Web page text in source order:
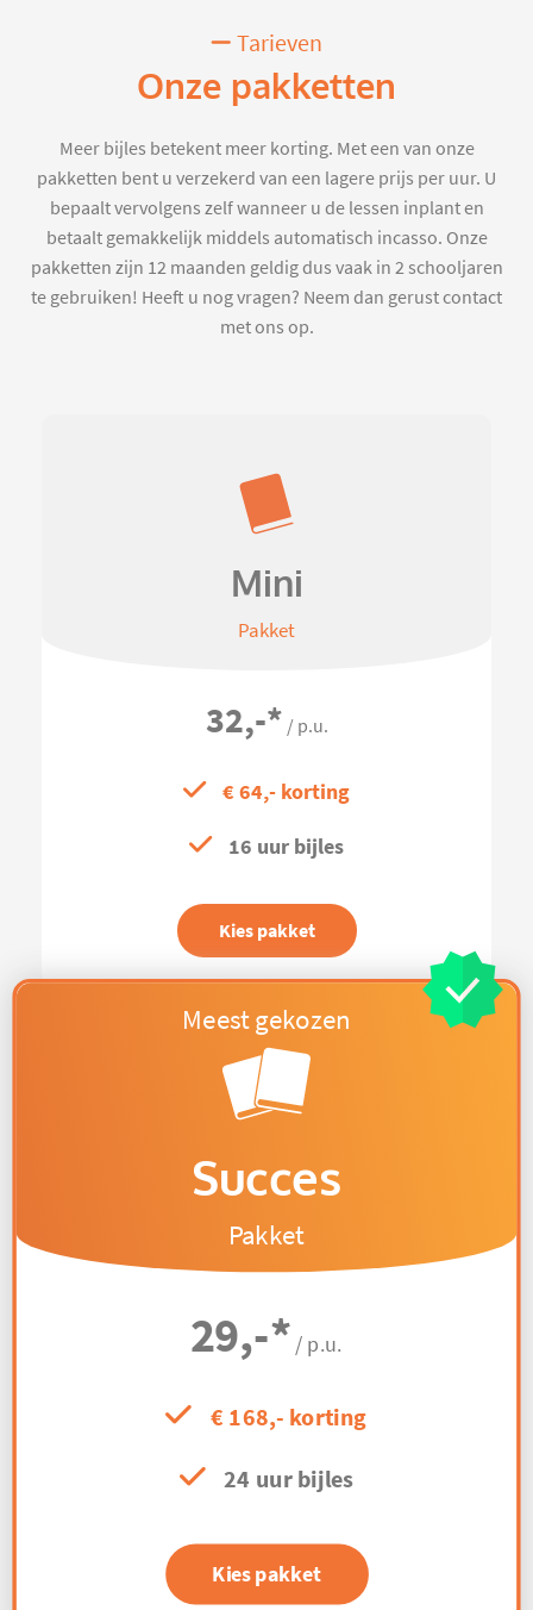
Tarieven
Onze pakketten
Meer bijles betekent meer korting. Met een van onze
pakketten bent u verzekerd van een lagere prijs per uur. U
bepaalt vervolgens zelf wanneer u de lessen inplant en
betaalt gemakkelijk middels automatisch incasso. Onze
pakketten zijn 12 maanden geldig dus vaak in 2 schooljaren
te gebruiken! Heeft u nog vragen? Neem dan gerust contact
met ons op.
Mini
Pakket
32,-* / p.u.
€ 64,- korting
16 uur bijles
Kies pakket
Succes
Pakket
29,-* / p.u.
€ 168,- korting
24 uur bijles
Kies pakket